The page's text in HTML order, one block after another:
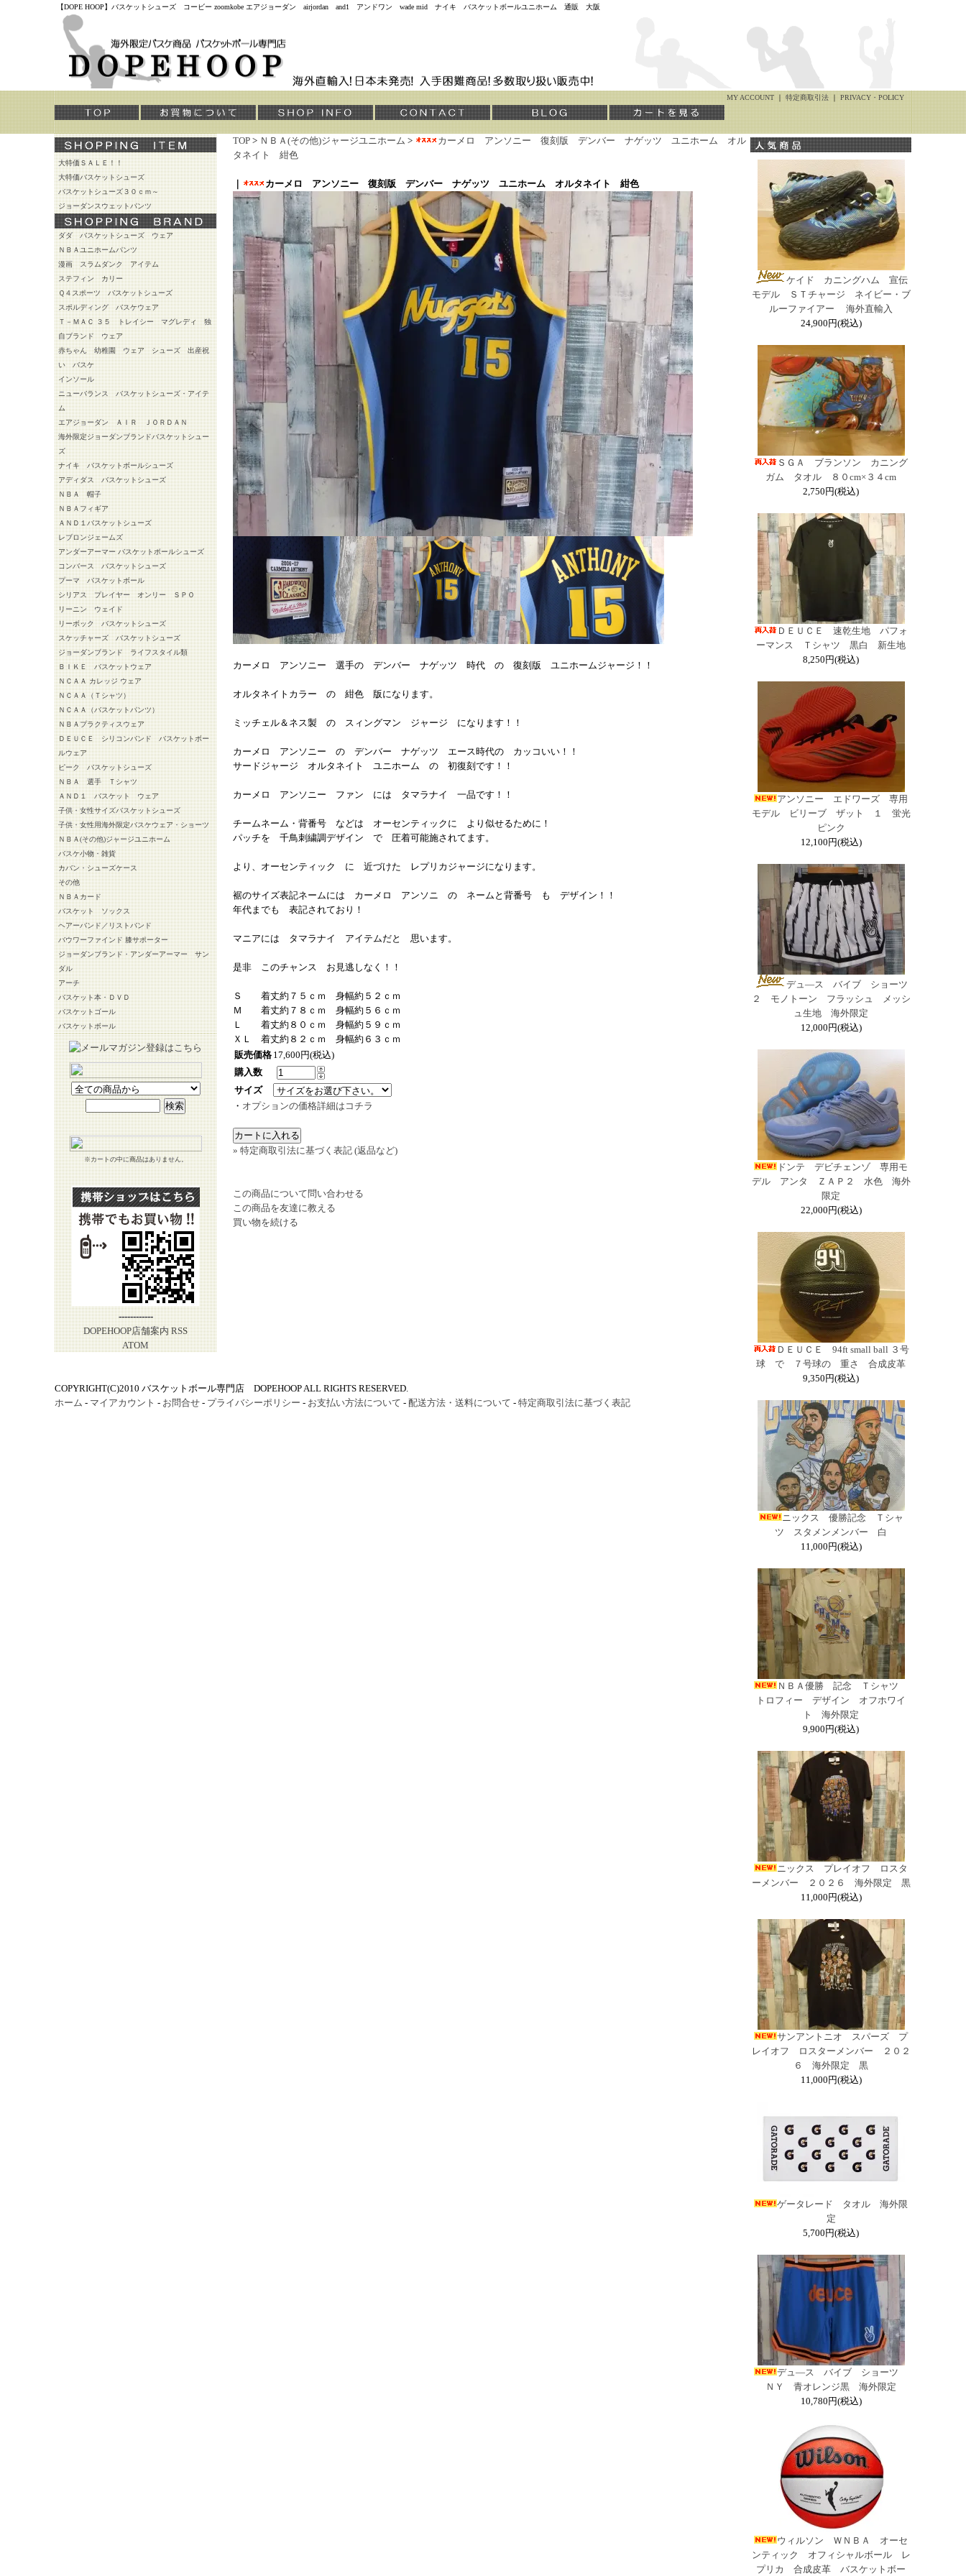
【DOPE HOOP】バスケットシューズ コービー zoomkobe エアジョーダン airjordan and1 アンドワン wade mid ナイキ バスケットボールユニホーム 通販 大阪
MY ACCOUNT｜特定商取引法｜PRIVACY・POLICY
大特価ＳＡＬＥ！！
大特価バスケットシューズ
バスケットシューズ３０ｃｍ～
ジョーダンスウェットパンツ
ダダ バスケットシューズ ウェア
ＮＢＡユニホームパンツ
漫画 スラムダンク アイテム
ステフィン カリー
Ｑ４スポーツ バスケットシューズ
スポルディング バスケウェア
Ｔ－ＭＡＣ ３５ トレイシー マグレディ 独
自ブランド ウェア
赤ちゃん 幼稚園 ウェア シューズ 出産祝
い バスケ
インソール
ニューバランス バスケットシューズ・アイテ
ム
エアジョーダン ＡＩＲ ＪＯＲＤＡＮ
海外限定ジョーダンブランドバスケットシュー
ズ
ナイキ バスケットボールシューズ
アディダス バスケットシューズ
ＮＢＡ 帽子
ＮＢＡフィギア
ＡＮＤ１バスケットシューズ
レブロンジェームズ
アンダーアーマー バスケットボールシューズ
コンバース バスケットシューズ
プーマ バスケットボール
シリアス プレイヤー オンリー ＳＰＯ
リーニン ウェイド
リーボック バスケットシューズ
スケッチャーズ バスケットシューズ
ジョーダンブランド ライフスタイル類
ＢＩＫＥ バスケットウェア
ＮＣＡＡ カレッジ ウェア
ＮＣＡＡ（Ｔシャツ）
ＮＣＡＡ（バスケットパンツ）
ＮＢＡプラクティスウェア
ＤＥＵＣＥ シリコンバンド バスケットボー
ルウェア
ピーク バスケットシューズ
ＮＢＡ 選手 Ｔシャツ
ＡＮＤ１ バスケット ウェア
子供・女性サイズバスケットシューズ
子供・女性用海外限定バスケウェア・ショーツ
ＮＢＡ(その他)ジャージユニホーム
バスケ小物・雑貨
カバン・シューズケース
その他
ＮＢＡカード
バスケット ソックス
ヘアーバンド／リストバンド
バウワーファインド 膝サポーター
ジョーダンブランド・アンダーアーマー サン
ダル
アーチ
バスケット本・ＤＶＤ
バスケットゴール
バスケットボール
※カートの中に商品はありません。
------------
DOPEHOOP店舗案内 RSS
ATOM
ケイド カニングハム 宣伝
モデル ＳＴチャージ ネイビー・ブ
ルーファイアー 海外直輸入
24,900円(税込)
ＳＧＡ ブランソン カニング
ガム タオル ８０cm×３４cm
2,750円(税込)
ＤＥＵＣＥ 速乾生地 パフォ
ーマンス Ｔシャツ 黒白 新生地
8,250円(税込)
アンソニー エドワーズ 専用
モデル ビリーブ ザット １ 蛍光
ピンク
12,100円(税込)
デュ―ス バイブ ショーツ
２ モノトーン フラッシュ メッシ
ュ生地 海外限定
12,000円(税込)
ドンテ デビチェンゾ 専用モ
デル アンタ ＺＡＰ２ 水色 海外
限定
22,000円(税込)
ＤＥＵＣＥ 94ft small ball ３号
球 で ７号球の 重さ 合成皮革
9,350円(税込)
ニックス 優勝記念 Ｔシャ
ツ スタメンメンバー 白
11,000円(税込)
ＮＢＡ優勝 記念 Ｔシャツ
トロフィー デザイン オフホワイ
ト 海外限定
9,900円(税込)
ニックス プレイオフ ロスタ
ーメンバー ２０２６ 海外限定 黒
11,000円(税込)
サンアントニオ スパーズ プ
レイオフ ロスターメンバー ２０２
６ 海外限定 黒
11,000円(税込)
ゲータレード タオル 海外限
定
5,700円(税込)
デュ―ス バイブ ショーツ
ＮＹ 青オレンジ黒 海外限定
10,780円(税込)
ウィルソン ＷＮＢＡ オーセ
ンティック オフィシャルボール レ
プリカ 合成皮革 バスケットボー
TOP > ＮＢＡ(その他)ジャージユニホーム >
カーメロ アンソニー 復刻版 デンバー ナゲッツ ユニホーム オル
タネイト 紺色
カーメロ アンソニー 復刻版 デンバー ナゲッツ ユニホーム オルタネイト 紺色
カーメロ アンソニー 選手の デンバー ナゲッツ 時代 の 復刻版 ユニホームジャージ！！
オルタネイトカラー の 紺色 版になります。
ミッチェル＆ネス製 の スィングマン ジャージ になります！！
カーメロ アンソニー の デンバー ナゲッツ エース時代の カッコいい！！
サードジャージ オルタネイト ユニホーム の 初復刻です！！
カーメロ アンソニー ファン には タマラナイ 一品です！！
チームネーム・背番号 などは オーセンティックに より似せるために！
パッチを 千鳥刺繍調デザイン で 圧着可能施されてます。
より、オーセンティック に 近づけた レプリカジャージになります。
裾のサイズ表記ネームには カーメロ アンソニ の ネームと背番号 も デザイン！！
年代までも 表記されており！
マニアには タマラナイ アイテムだと 思います。
是非 このチャンス お見逃しなく！！
Ｓ 着丈約７５ｃｍ 身幅約５２ｃｍ
Ｍ 着丈約７８ｃｍ 身幅約５６ｃｍ
Ｌ 着丈約８０ｃｍ 身幅約５９ｃｍ
ＸＬ 着丈約８２ｃｍ 身幅約６３ｃｍ
販売価格 17,600円(税込)
購入数
サイズ
・ オプションの価格詳細はコチラ
» 特定商取引法に基づく表記 (返品など)
この商品について問い合わせる
この商品を友達に教える
買い物を続ける
COPYRIGHT(C)2010 バスケットボール専門店 DOPEHOOP ALL RIGHTS RESERVED.
ホーム - マイアカウント - お問合せ - プライバシーポリシー - お支払い方法について - 配送方法・送料について - 特定商取引法に基づく表記